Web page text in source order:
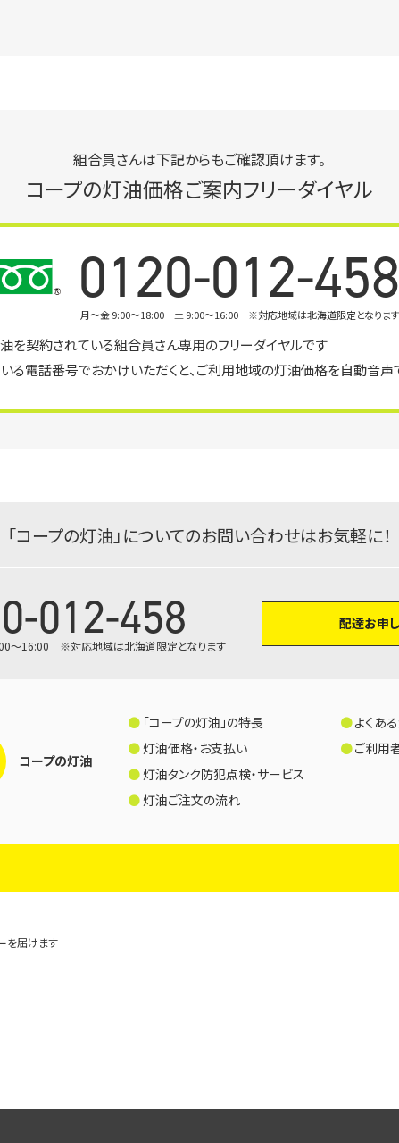
組合員さんは下記からもご確認頂けます。
コープの灯油価格ご案内フリーダイヤル
0120-012-458
月〜金 9:00～18:00 土 9:00～16:00 ※対応地域は北海道限定となります
を契約されている組合員さん専用のフリーダイヤルです
る電話番号でおかけいただくと、ご利用地域の灯油価格を自動音声
「コープの灯油」についてのお問い合わせはお気軽に！
012-458
～16:00 ※対応地域は北海道限定となります
配達お申
コープの灯油
「コープの灯油」の特長
灯油価格・お支払い
灯油タンク防犯点検・サービス
灯油ご注文の流れ
よくあ
ご利用
を届けます